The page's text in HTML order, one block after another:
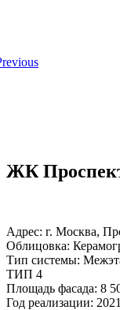
ЖК
Адрес: г. Москва,
Облицовка:
Тип системы:
ТИП 4
Площадь фасада: 8
Год реализации: 2021